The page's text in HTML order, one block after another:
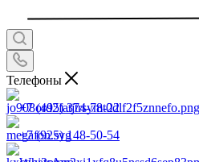
Телефоны
+7 (495) 374-78-22
+7 (925) 148-50-54